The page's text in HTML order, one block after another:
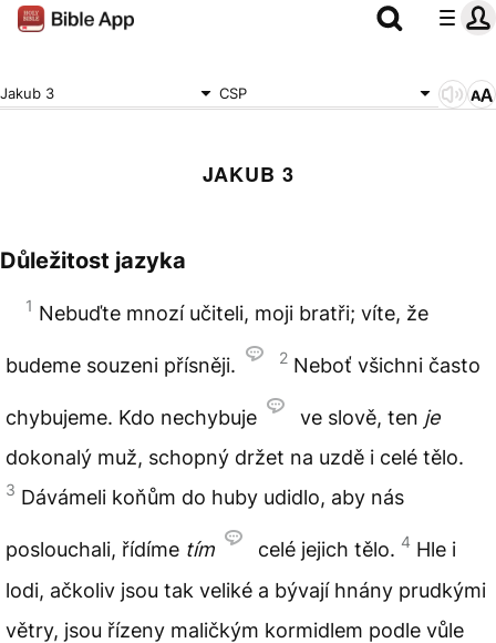
Jakub 3 CSP
JAKUB 3
Důležitost jazyka
1 Nebuďte mnozí učiteli, moji bratři; víte, že
budeme souzeni přísněji. 2 Neboť všichni často
chybujeme. Kdo nechybuje ve slově, ten je
dokonalý muž, schopný držet na uzdě i celé tělo.
3 Dávámeli koňům do huby udidlo, aby nás
poslouchali, řídíme tím celé jejich tělo. 4 Hle i
lodi, ačkoliv jsou tak veliké a bývají hnány prudkými
větry, jsou řízeny maličkým kormidlem podle vůle